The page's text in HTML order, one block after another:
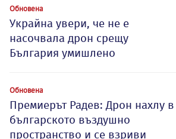
Обновена
Украйна увери, че не е
насочвала дрон срещу
България умишлено
Обновена
Премиерът Радев: Дрон нахлу в
българското въздушно
пространство и се взриви